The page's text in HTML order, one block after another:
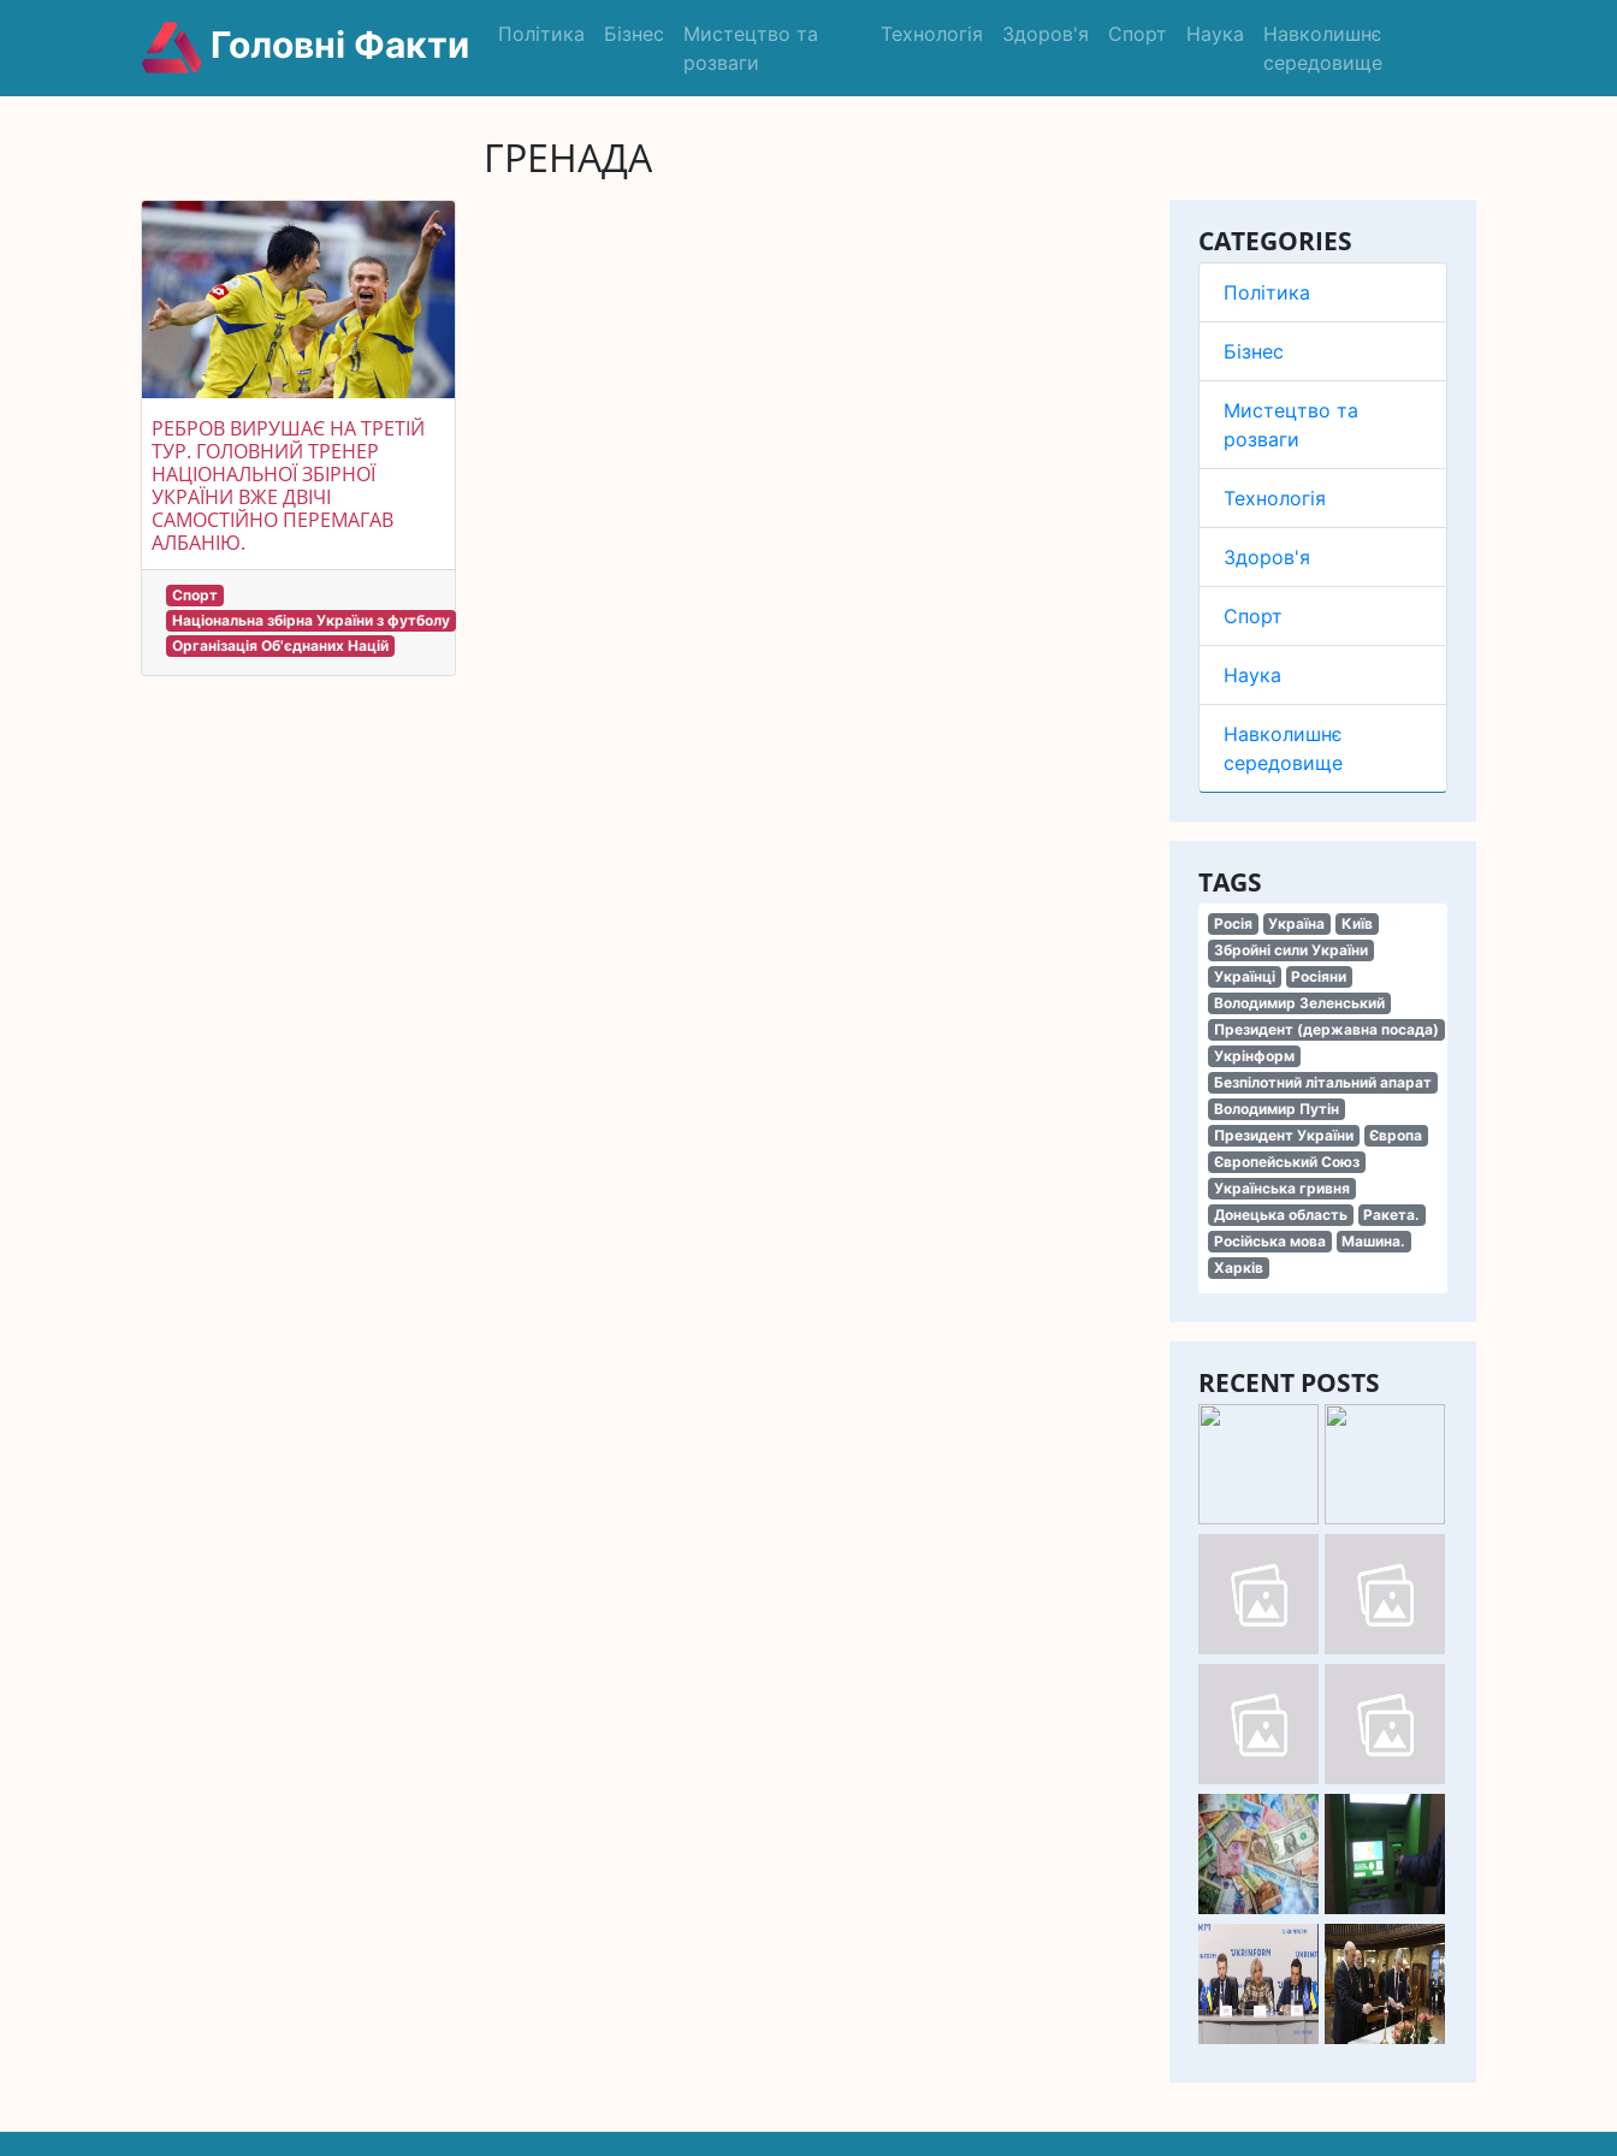
Головні Факти Політика Бізнес
Мистецтво та
розваги
Технологія Здоров'я Спорт Наука
Навколишнє
середовище
ГРЕНАДА
CATEGORIES
Політика
Бізнес
Мистецтво та
розваги
Технологія
Здоров'я
Спорт
Наука
Навколишнє
середовище
TAGS
Росія Україна
Київ
Збройні сили України
Українці
Росіяни
Володимир Зеленський
Президент (державна посада)
Укрінформ
Безпілотний літальний апарат
Володимир Путін
Президент України
Європа
Європейський Союз
Українська гривня
Донецька область
Ракета.
Російська мова
Машина.
Харків
RECENT POSTS
РЕБРОВ ВИРУШАЄ НА ТРЕТІЙ
ТУР. ГОЛОВНИЙ ТРЕНЕР
НАЦІОНАЛЬНОЇ ЗБІРНОЇ
УКРАЇНИ ВЖЕ ДВІЧІ
САМОСТІЙНО ПЕРЕМАГАВ
АЛБАНІЮ.
Спорт
Національна збірна України з футболу
Організація Об'єднаних Націй